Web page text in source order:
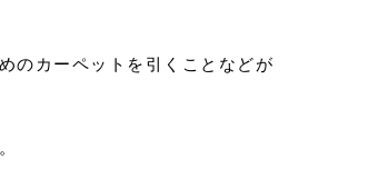
のカーペットを引くことなどが